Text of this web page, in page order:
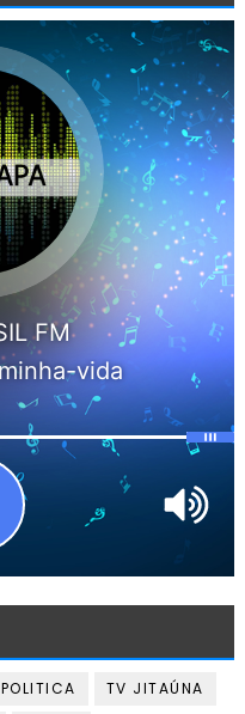
POLITICA
TV JITAÚNA